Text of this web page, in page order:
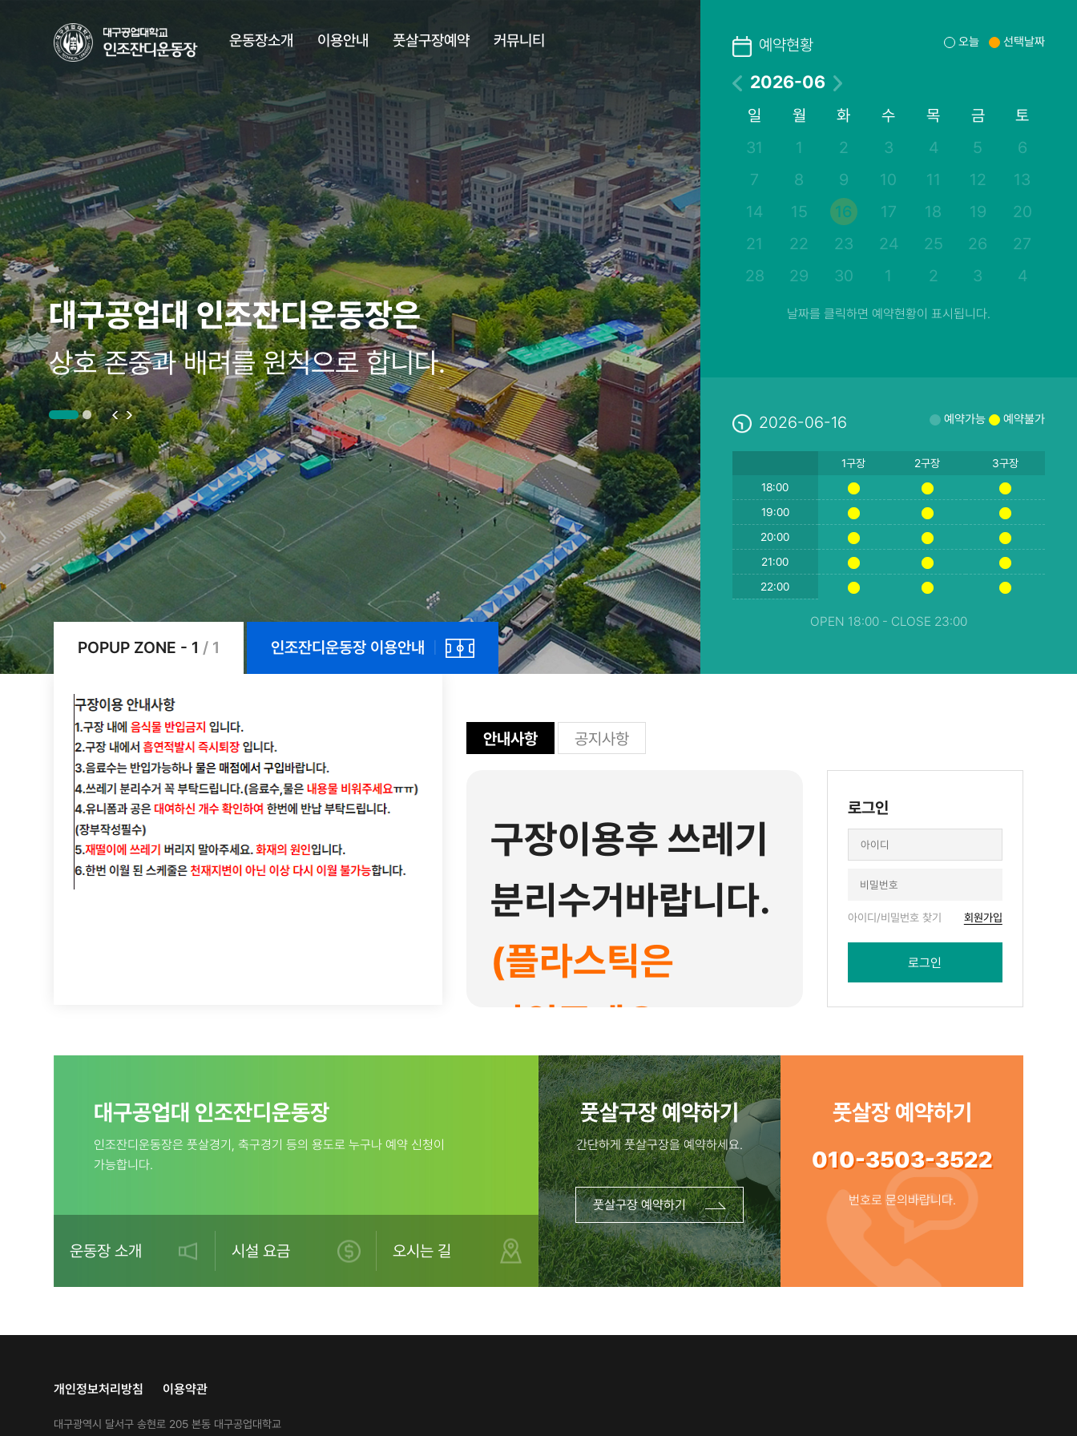
운동장소개 이용안내 풋살구장예약 커뮤니티
대구공업대 인조잔디운동장은
상호 존중과 배려를 원칙으로 합니다.
대구공업대 인조잔디운동장은
상호 존중과 배려를 원칙으로 합니다.
대구공업대 인조잔디운동장은
상호 존중과 배려를 원칙으로 합니다.
대구공업대 인조잔디운동장은
상호 존중과 배려를 원칙으로 합니다.
예약현황 오늘 선택날짜
2026-06
일 월 화 수 목 금
토
31
1 2 3 4 5
6
7
8 9 10 11 12
13
14
15 16 17 18 19
20
21
22 23 24 25 26
27
28
29 30 1 2 3 4
날짜를 클릭하면 예약현황이 표시됩니다.
2026-06-16 예약가능 예약불가
1구장 2구장
3구장
18:00
19:00
20:00
21:00
22:00
OPEN 18:00 - CLOSE 23:00
POPUP ZONE - 1 / 1 인조잔디운동장 이용안내
로그인
아이디/비밀번호 찾기 회원가입
로그인
안내사항 공지사항
구장이용후 쓰레기
분리수거바랍니다.
(플라스틱은
비워주세요 ㅠㅠ)
문의사항:010-
3503-3522
대구공업대 인조잔디운동장
인조잔디운동장은 풋살경기, 축구경기 등의 용도로 누구나 예약 신청이
가능합니다.
운동장 소개 시설 요금 오시는 길
풋살구장 예약하기
간단하게 풋살구장을 예약하세요.
풋살구장 예약하기
풋살장 예약하기
010-3503-3522
번호로 문의바랍니다.
개인정보처리방침 이용약관
대구광역시 달서구 송현로 205 본동 대구공업대학교